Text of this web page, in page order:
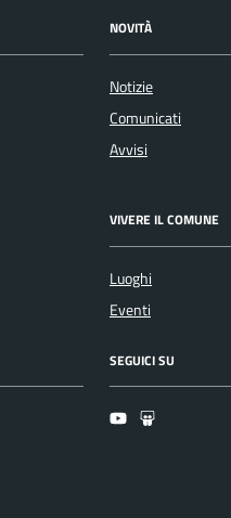
NOVITÀ
Notizie
Comunicati
Avvisi
VIVERE IL COMUNE
Luoghi
Eventi
SEGUICI SU
YoutubeSlideshare